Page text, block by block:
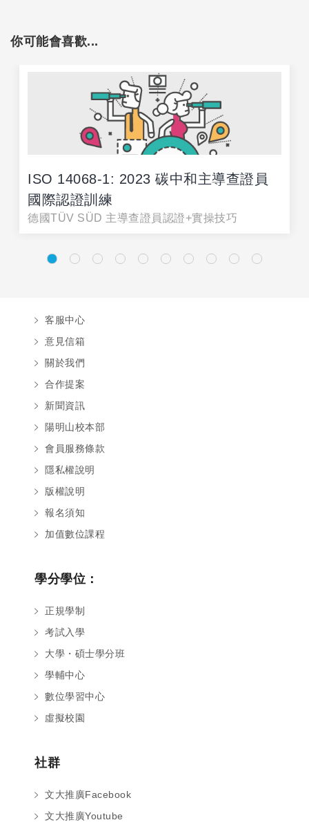
你可能會喜歡...
ISO 14068-1: 2023 碳中和主導查證員
國際認證訓練
德國TÜV SÜD 主導查證員認證+實操技巧
客服中心
意見信箱
關於我們
合作提案
新聞資訊
陽明山校本部
會員服務條款
隱私權說明
版權說明
報名須知
加值數位課程
學分學位：
正規學制
考試入學
大學・碩士學分班
學輔中心
數位學習中心
虛擬校園
社群
文大推廣Facebook
文大推廣Youtube